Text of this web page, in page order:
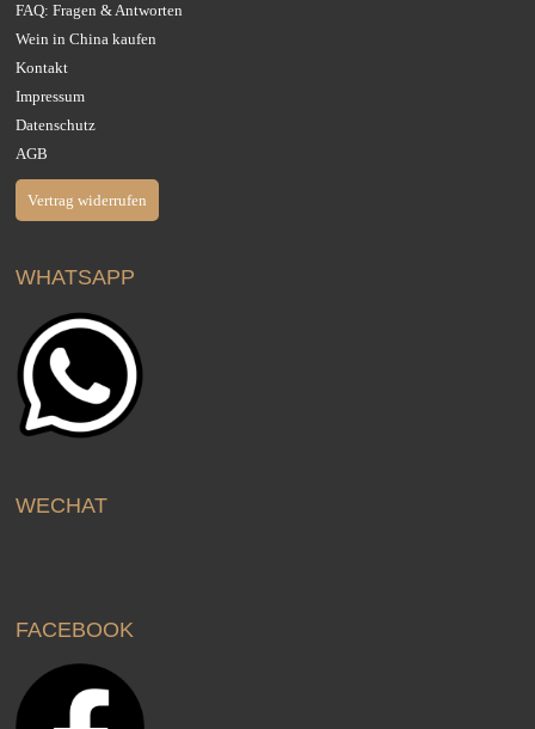
FAQ: Fragen & Antworten
Wein in China kaufen
Kontakt
Impressum
Datenschutz
AGB
Vertrag widerrufen
WHATSAPP
WECHAT
FACEBOOK